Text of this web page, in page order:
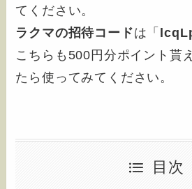
てください。
ラクマの招待コードは「
こちらも500円分ポイント貰
たら使ってみてください。
目次